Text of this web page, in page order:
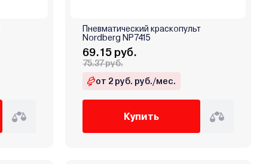
Пневматический краскопульт
Nordberg NP7415
69.15 руб.
75.37 руб.
от 2 руб. руб./мес.
Купить